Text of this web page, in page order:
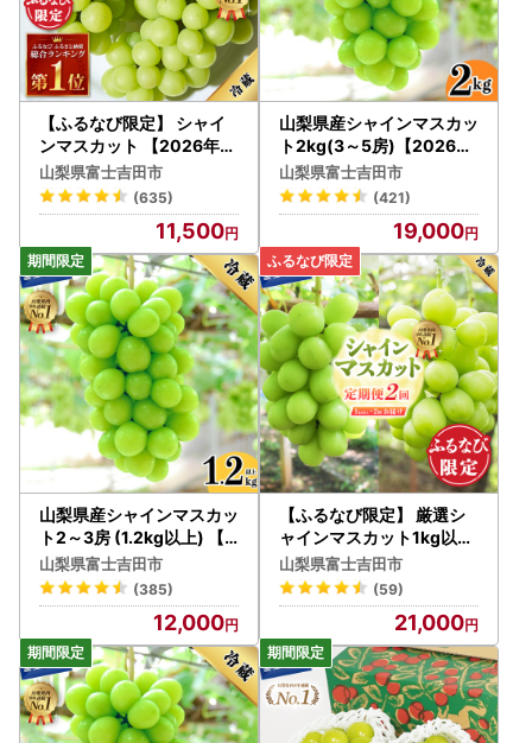
【ふるなび限定】 シャイ
ンマスカット 【2026年発
送】高級 山梨県産 シャイ
ンマスカット 2～3房 （1.
2kg以上） フルーツ FN-Li
山梨県富士吉田市
(635)
11,500
山梨県産シャインマスカッ
ト2kg(3～5房)【2026年
発送】 フルーツ シャイン
マスカット
山梨県富士吉田市
(421)
19,000
山梨県産シャインマスカッ
ト2～3房 (1.2kg以上) 【2
026年発送】 フルーツ シ
ャインマスカット
山梨県富士吉田市
(385)
12,000
【ふるなび限定】 厳選シ
ャインマスカット1kg以上
×2回配送【2026年発送】
シャインマスカット定期便
FN-Limited-PR
山梨県富士吉田市
(59)
21,000